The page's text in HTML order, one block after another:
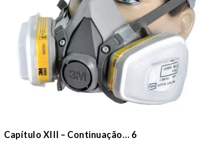
Capítulo XIII – Continuação… 6